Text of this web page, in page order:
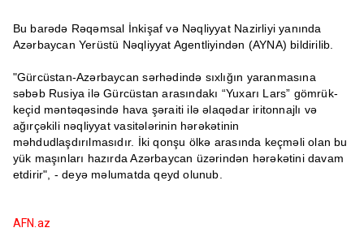
Bu barədə Rəqəmsal İnkişaf və Nəqliyyat Nazirliyi yanında
Azərbaycan Yerüstü Nəqliyyat Agentliyindən (AYNA) bildirilib.
"Gürcüstan-Azərbaycan sərhədində sıxlığın yaranmasına
səbəb Rusiya ilə Gürcüstan arasındakı “Yuxarı Lars” gömrük-
keçid məntəqəsində hava şəraiti ilə əlaqədar iritonnajlı və
ağırçəkili nəqliyyat vasitələrinin hərəkətinin
məhdudlaşdırılmasıdır. İki qonşu ölkə arasında keçməli olan bu
yük maşınları hazırda Azərbaycan üzərindən hərəkətini davam
etdirir", - deyə məlumatda qeyd olunub.
AFN.az